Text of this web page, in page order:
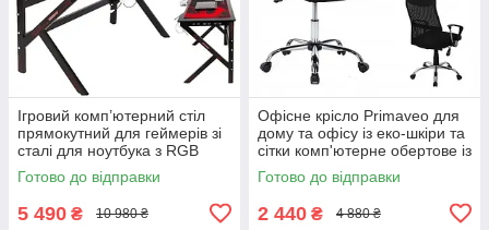
Ігровий комп’ютерний стіл
прямокутний для геймерів зі
сталі для ноутбука з RGB
LED-підсвічуванням
тримачем для навушників та
Готово до відправки
5 490 ₴ 10 980 ₴
Офісне крісло Primaveo для
дому та офісу із еко-шкіри та
сітки комп'ютерне обертове із
механізмом гойдання для
роботи та навчання
Готово до відправки
2 440 ₴ 4 880 ₴